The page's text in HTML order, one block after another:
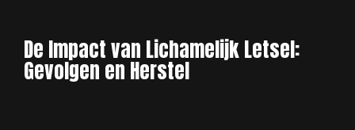
De Impact van Lichamelijk Letsel:
Gevolgen en Herstel